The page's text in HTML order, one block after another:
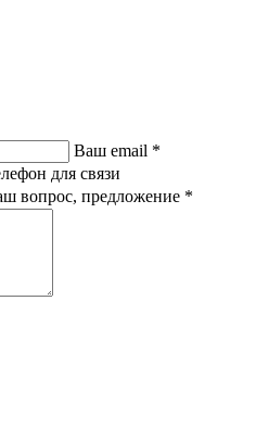
Ваш email *
для связи
вопрос, предложение *